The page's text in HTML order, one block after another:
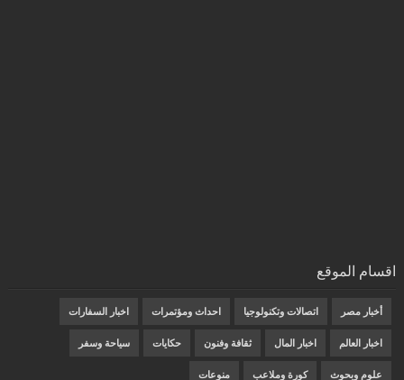
اقسام الموقع
أخبار مصر اتصالات وتكنولوجيا احداث ومؤتمرات اخبار السفارات
اخبار العالم اخبار المال ثقافة وفنون حكايات سياحة وسفر
علوم وبحوث كورة وملاعب منوعات